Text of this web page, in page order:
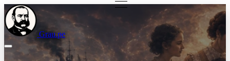
Grau.pe